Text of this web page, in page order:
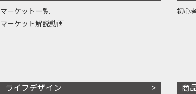
マーケット一覧
マーケット解説動画
初心
ライフデザイン 商